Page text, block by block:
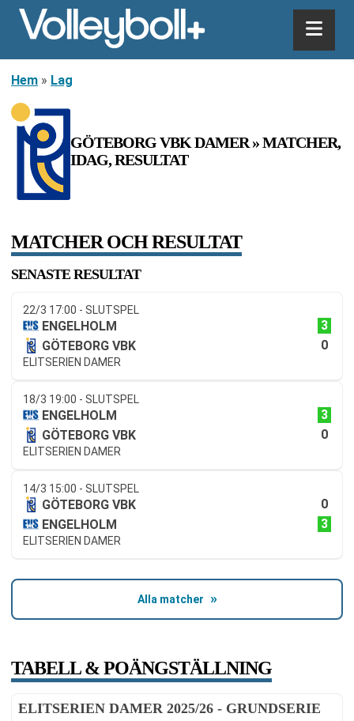
Hem » Lag
GÖTEBORG VBK DAMER » MATCHER,
IDAG, RESULTAT
MATCHER OCH RESULTAT
SENASTE RESULTAT
22/3 17:00 - SLUTSPEL
ENGELHOLM
3
GÖTEBORG VBK
0
ELITSERIEN DAMER
18/3 19:00 - SLUTSPEL
ENGELHOLM
3
GÖTEBORG VBK
0
ELITSERIEN DAMER
14/3 15:00 - SLUTSPEL
GÖTEBORG VBK
0
ENGELHOLM
3
ELITSERIEN DAMER
Alla matcher
TABELL & POÄNGSTÄLLNING
ELITSERIEN DAMER 2025/26 - GRUNDSERIE